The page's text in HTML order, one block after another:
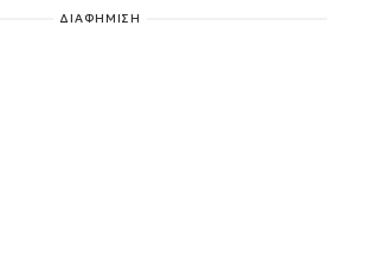
ΔΙΑΦΗΜΙΣΗ